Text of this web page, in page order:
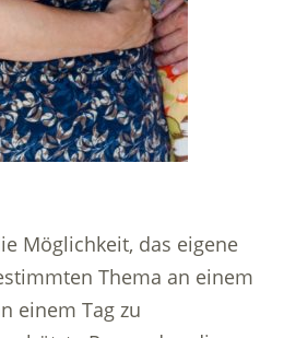
Möglichkeit, das eigene
Thema an einem
einem Tag zu